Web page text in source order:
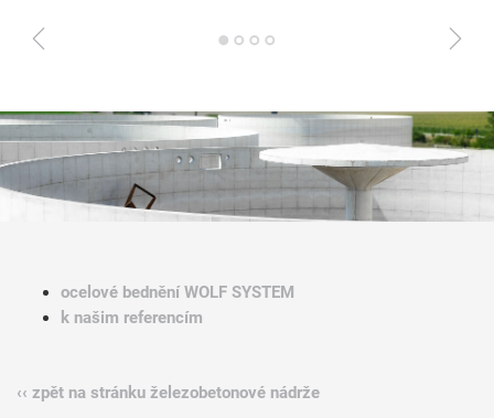
1 2 3 4
ocelové bednění WOLF SYSTEM
k našim referencím
‹‹ zpět na stránku železobetonové nádrže